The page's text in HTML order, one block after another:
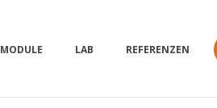
MODULE LAB REFERENZEN